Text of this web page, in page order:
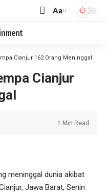
Aa
Cianjur 162 Orang Meninggal
Cianjur
1 Min Read
meninggal dunia akibat
Jawa Barat, Senin